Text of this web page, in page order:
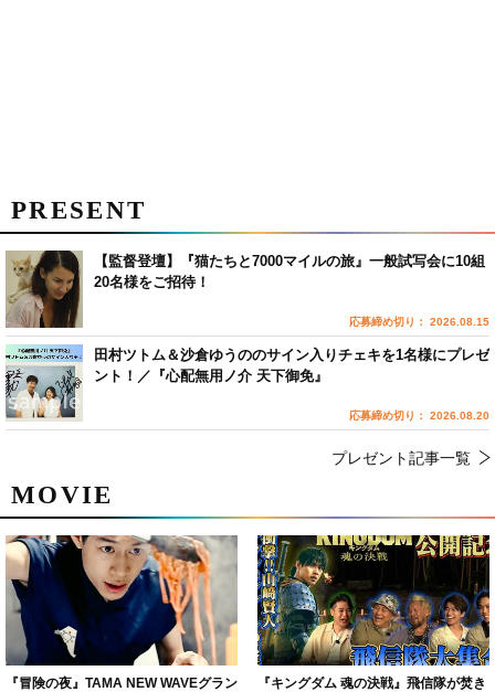
MOVIE
『冒険の夜』TAMA NEW WAVEグラン
『キングダム 魂の決戦』飛信隊が焚き
PRESENT
【監督登壇】『猫たちと7000マイルの旅』一般試写会に10組
20名様をご招待！
応募締め切り： 2026.08.15
田村ツトム＆沙倉ゆうののサイン入りチェキを1名様にプレゼ
ント！／『心配無用ノ介 天下御免』
応募締め切り： 2026.08.20
プレゼント記事一覧